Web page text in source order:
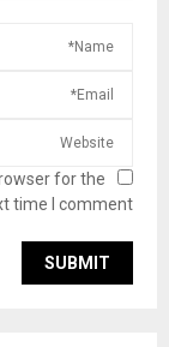
for the
time I comment.